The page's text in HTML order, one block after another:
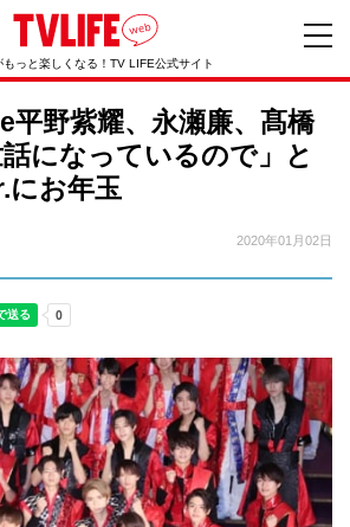
もっと楽しくなる！TV LIFE公式サイト
野紫耀、永瀬廉、髙橋
になっているので」と
にお年玉
2020年01月02日